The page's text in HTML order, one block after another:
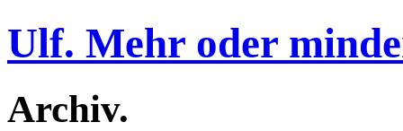
Ulf. Mehr oder
Archiv.